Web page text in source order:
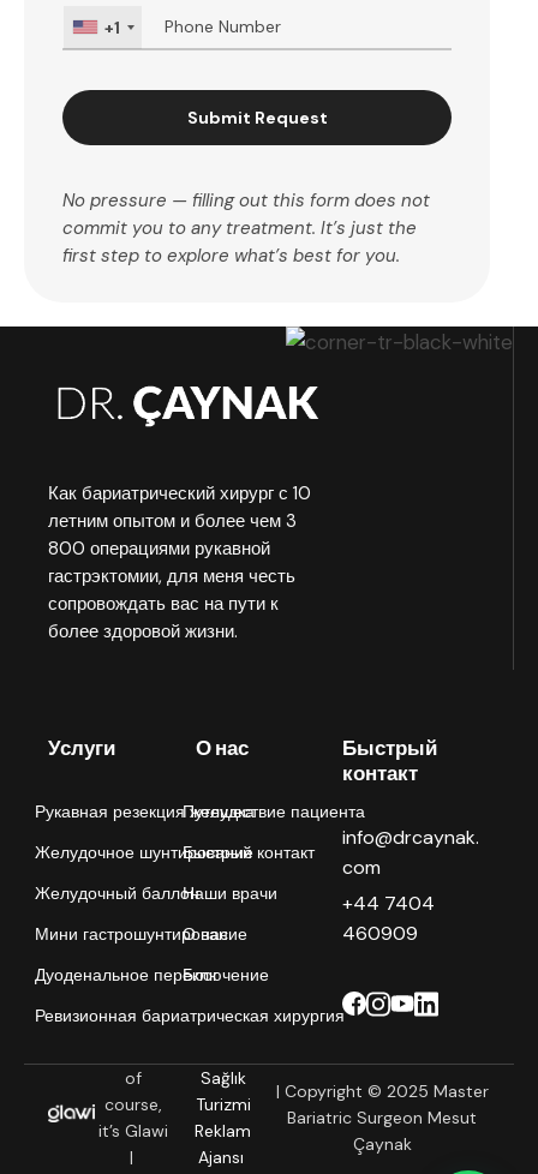
+1
Submit Request
No pressure — filling out this form does not
commit you to any treatment. It’s just the
first step to explore what’s best for you.
Как бариатрический хирург с 10
летним опытом и более чем 3
800 операциями рукавной
гастрэктомии, для меня честь
сопровождать вас на пути к
более здоровой жизни.
Услуги
Рукавная резекция желудка
Желудочное шунтирование
Желудочный баллон
Мини гастрошунтирование
Дуоденальное переключение
Ревизионная бариатрическая хирургия
О нас
Путешествие пациента
Быстрый контакт
Наши врачи
О нас
Блог
Быстрый
контакт
info@drcaynak.
com
+44 7404
460909
of
course,
it’s Glawi
|
Sağlık
Turizmi
Reklam
Ajansı
| Copyright © 2025 Master
Bariatric Surgeon Mesut
Çaynak